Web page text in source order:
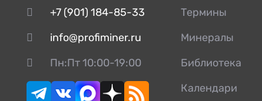
+7 (901) 184-85-33
info@profiminer.ru
Пн:Пт 10:00-19:00
Термины
Минералы
Библиотека
Календари